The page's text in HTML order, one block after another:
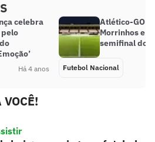
celebra
Há 4 anos
Atlético-GO
Morrinhos e
semifinal do
Futebol Nacional